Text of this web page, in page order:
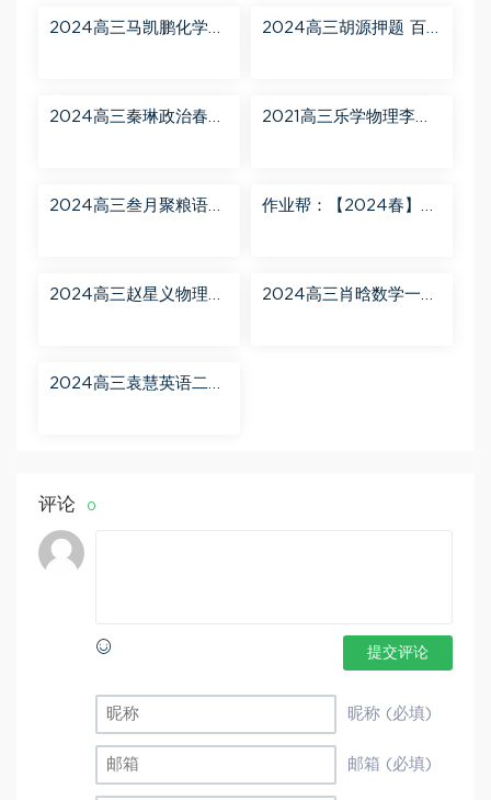
2024高三马凯鹏化学一
2024高三胡源押题 百
2024高三秦琳政治春季
2021高三乐学物理李玮
2024高三叁月聚粮语文
作业帮：【2024春】高
2024高三赵星义物理二
2024高三肖晗数学一轮
2024高三袁慧英语二轮
评论 0
提交评论
昵称 (必填)
邮箱 (必填)